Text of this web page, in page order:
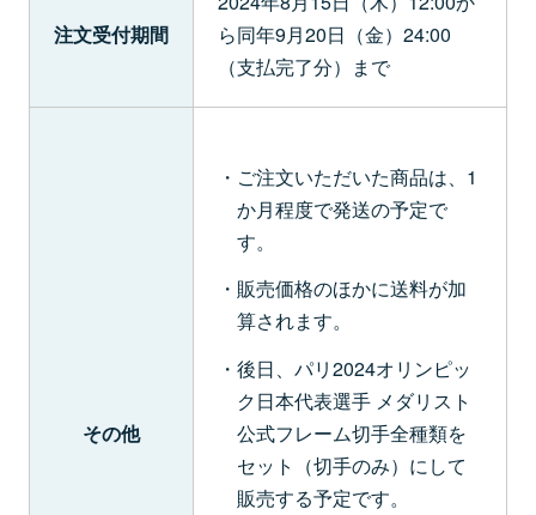
注文受付期間
ら同年9月20日（金）24:00
（支払完了分）まで
その他
ご注文いただいた商品は、1
か月程度で発送の予定で
す。
販売価格のほかに送料が加
算されます。
後日、パリ2024オリンピッ
ク日本代表選手 メダリスト
公式フレーム切手全種類を
セット（切手のみ）にして
販売する予定です。